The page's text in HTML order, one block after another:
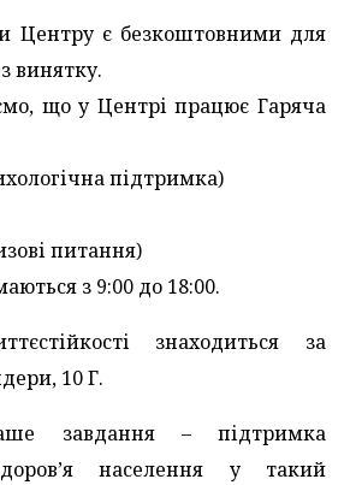
Центру є безкоштовними для
винятку.
що у Центрі працює Гаряча
підтримка)
питання)
з 9:00 до 18:00.
знаходиться за
10 Г.
завдання – підтримка
населення у такий